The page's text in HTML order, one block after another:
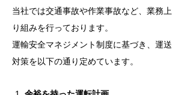
当社では交通事故や作業事故など、業務
り組みを行っております。
運輸安全マネジメント制度に基づき、運
対策を以下の通り定めています。